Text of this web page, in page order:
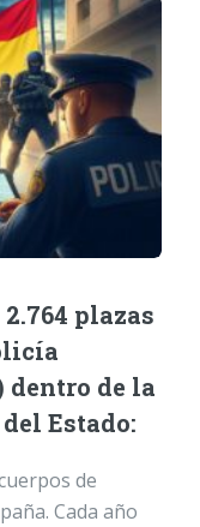
plazas
dentro de la
Estado:
de
Cada año